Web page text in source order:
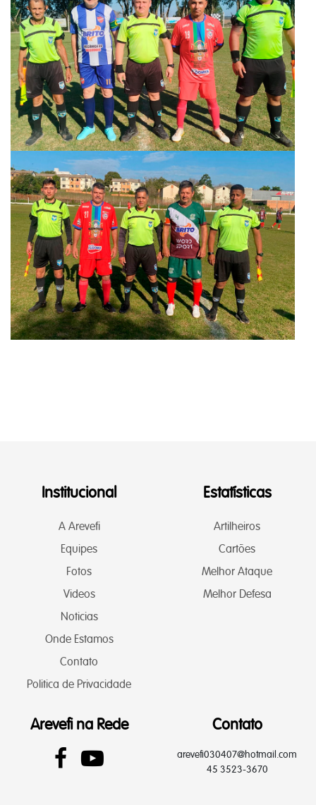
Institucional
A Arevefi
Equipes
Fotos
Videos
Noticias
Onde Estamos
Contato
Politica de Privacidade
Estatísticas
Artilheiros
Cartões
Melhor Ataque
Melhor Defesa
Arevefi na Rede Contato
arevefi030407@hotmail.com
45 3523-3670